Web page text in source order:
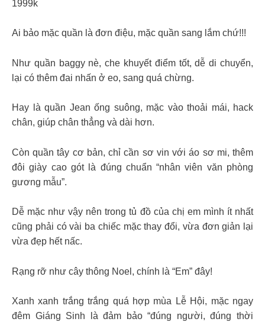
1999k
Ai bảo mặc quần là đơn điệu, mặc quần sang lắm chứ!!!
Như quần baggy nè, che khuyết điểm tốt, dễ di chuyển,
lại có thêm đai nhấn ở eo, sang quá chừng.
Hay là quần Jean ống suông, mặc vào thoải mái, hack
chân, giúp chân thẳng và dài hơn.
Còn quần tây cơ bản, chỉ cần sơ vin với áo sơ mi, thêm
đôi giày cao gót là đúng chuẩn “nhân viên văn phòng
gương mẫu”.
Dễ mặc như vậy nên trong tủ đồ của chị em mình ít nhất
cũng phải có vài ba chiếc mặc thay đổi, vừa đơn giản lại
vừa đẹp hết nấc.
Rạng rỡ như cây thông Noel, chính là “Em” đây!
Xanh xanh trắng trắng quá hợp mùa Lễ Hội, mặc ngay
đêm Giáng Sinh là đảm bảo “đúng người, đúng thời